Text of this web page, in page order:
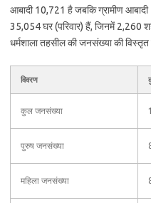
आबादी 10,721 है जबकि ग्रामीण
35,054 घर (परिवार) हैं, जिनमें 2,260
धर्मशाला तहसील की जनसंख्या की विस्तृत
विवरण
कुल जनसंख्या
पुरुष जनसंख्या
महिला जनसंख्या